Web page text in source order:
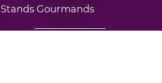
Stands Gourmands